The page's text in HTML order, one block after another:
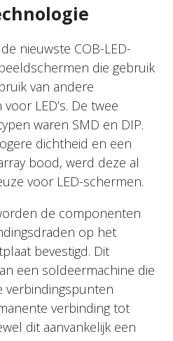
nieuwste COB-LED-
die gebruik
van andere
LED’s. De twee
waren SMD en DIP.
dichtheid en een
bood, werd deze al
voor LED-schermen.
de componenten
op het
bevestigd. Dit
een soldeermachine die
verbindingspunten
verbinding tot
dit aanvankelijk een